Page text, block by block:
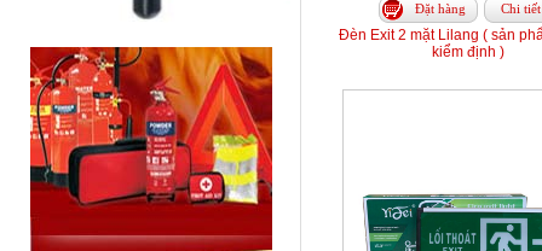
Đặt hàng Chi tiết
Đèn Exit 2 mặt Lilang ( sản
kiểm định )